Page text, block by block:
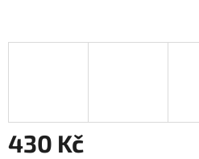
430 Kč